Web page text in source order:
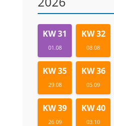
KW 31
01.08
KW 32
08.08
KW 35
29.08
KW 36
05.09
KW 39
26.09
KW 40
03.10